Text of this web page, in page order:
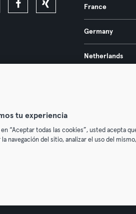
France
Germany
Netherlands
GmbH. All rights reserved.
tu experiencia
“Aceptar todas las cookies”, usted acepta
la navegación del sitio, analizar el uso del